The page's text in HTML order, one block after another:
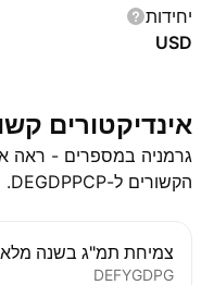
יחידות
USD
אינדיקטורים
גרמניה במספרים - ראה
הקשורים ל-DEGDPPCP.
צמיחת תמ"ג בשנה
DEFYGDPG